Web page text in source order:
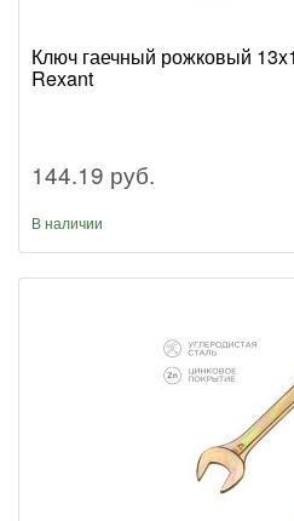
Ключ гаечный рожковый
Rexant
144.19 руб.
В наличии